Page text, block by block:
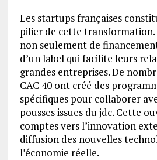
Les startups françaises
pilier de cette transformation.
non seulement de
d’un label qui facilite leurs
grandes entreprises. De
CAC 40 ont créé des
spécifiques pour collaborer
pousses issues du jdc. Cette
comptes vers l’innovation
diffusion des nouvelles
l’économie réelle.